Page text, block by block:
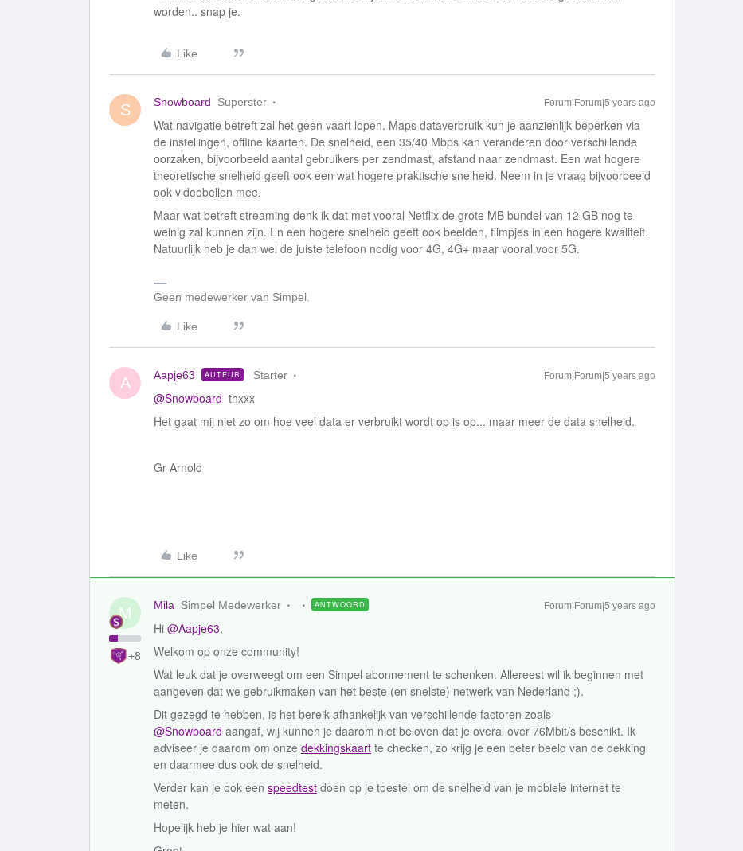
worden.. snap je.
Like
S Snowboard Superster Forum|Forum|5 years ago
Wat navigatie betreft zal het geen vaart lopen. Maps dataverbruik kun je aanzienlijk beperken via
de instellingen, offline kaarten. De snelheid, een 35/40 Mbps kan veranderen door verschillende
oorzaken, bijvoorbeeld aantal gebruikers per zendmast, afstand naar zendmast. Een wat hogere
theoretische snelheid geeft ook een wat hogere praktische snelheid. Neem in je vraag bijvoorbeeld
ook videobellen mee.
Maar wat betreft streaming denk ik dat met vooral Netflix de grote MB bundel van 12 GB nog te
weinig zal kunnen zijn. En een hogere snelheid geeft ook beelden, filmpjes in een hogere kwaliteit.
Natuurlijk heb je dan wel de juiste telefoon nodig voor 4G, 4G+ maar vooral voor 5G.
Geen medewerker van Simpel.
Like
A Aapje63 AUTEUR Starter Forum|Forum|5 years ago
@Snowboard thxxx
Het gaat mij niet zo om hoe veel data er verbruikt wordt op is op... maar meer de data snelheid.
Gr Arnold
Like
M
+8
Mila Simpel Medewerker ANTWOORD Forum|Forum|5 years ago
Hi @Aapje63,
Welkom op onze community!
Wat leuk dat je overweegt om een Simpel abonnement te schenken. Allereest wil ik beginnen met
aangeven dat we gebruikmaken van het beste (en snelste) netwerk van Nederland ;).
Dit gezegd te hebben, is het bereik afhankelijk van verschillende factoren zoals
@Snowboard aangaf, wij kunnen je daarom niet beloven dat je overal over 76Mbit/s beschikt. Ik
adviseer je daarom om onze dekkingskaart te checken, zo krijg je een beter beeld van de dekking
en daarmee dus ook de snelheid.
Verder kan je ook een speedtest doen op je toestel om de snelheid van je mobiele internet te
meten.
Hopelijk heb je hier wat aan!